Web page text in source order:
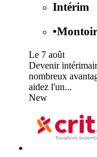
Intérim
•
Le 7 août
Devenir
nombreux
aidez l'un...
New